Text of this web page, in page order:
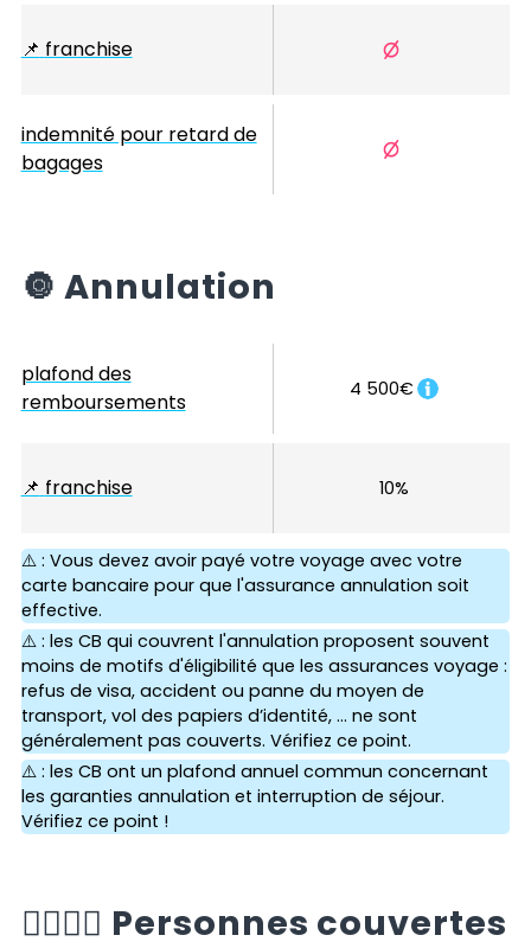
📌 franchise
indemnité pour retard de
bagages
🔘 Annulation
plafond des
remboursements
4 500€
📌 franchise 10%
⚠️ : Vous devez avoir payé votre voyage avec votre
carte bancaire pour que l'assurance annulation soit
effective.
⚠️ : les CB qui couvrent l'annulation proposent souvent
moins de motifs d'éligibilité que les assurances voyage :
refus de visa, accident ou panne du moyen de
transport, vol des papiers d’identité, ... ne sont
généralement pas couverts. Vérifiez ce point.
⚠️ : les CB ont un plafond annuel commun concernant
les garanties annulation et interruption de séjour.
Vérifiez ce point !
🙆‍♂️🙆‍♀️ Personnes couvertes